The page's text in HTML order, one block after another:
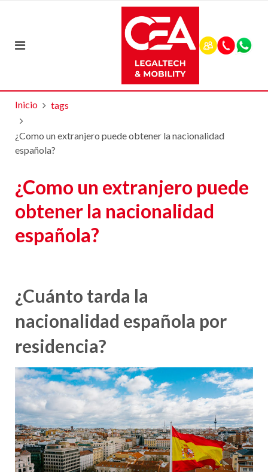
Inicio tags
¿Como un extranjero puede obtener la nacionalidad
española?
¿Como un extranjero puede
obtener la nacionalidad
española?
¿Cuánto tarda la
nacionalidad española por
residencia?